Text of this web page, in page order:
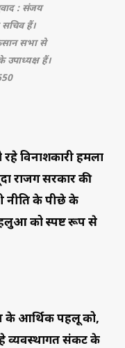
: संजय
सचिव हैं।
सभा से
हैं।
रहे विनाशकारी हमलों
राजग सरकार की
नीति के पीछे के
को स्पष्ट रूप से
के आर्थिक पहलू को,
व्यवस्थागत संकट के